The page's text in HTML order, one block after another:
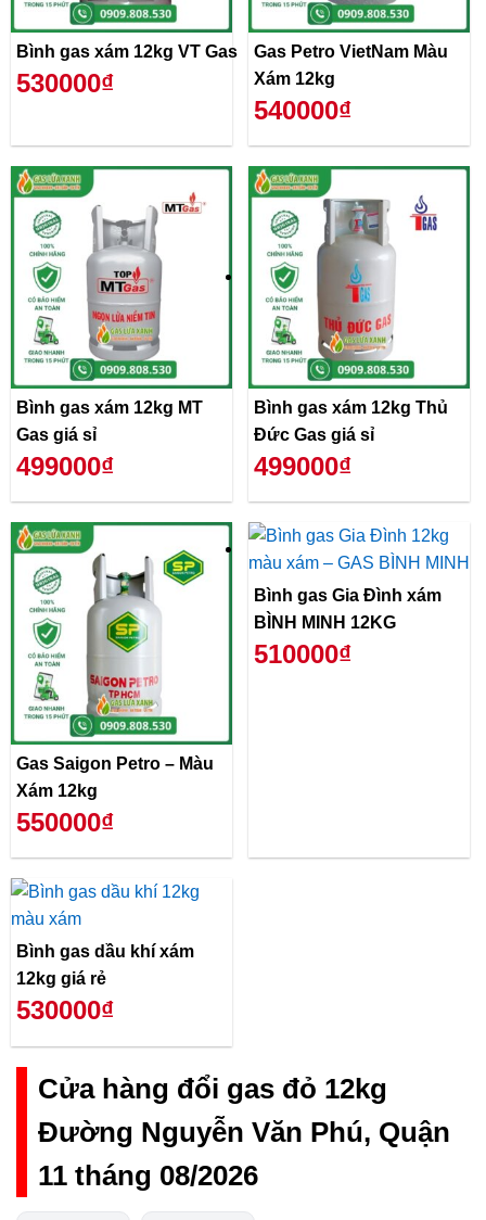
Bình gas xám 12kg VT Gas
530000₫
Gas Petro VietNam Màu
Xám 12kg
540000₫
Bình gas xám 12kg MT
Gas giá sỉ
499000₫
Bình gas xám 12kg Thủ
Đức Gas giá sỉ
499000₫
Gas Saigon Petro – Màu
Xám 12kg
550000₫
Bình gas Gia Đình xám
BÌNH MINH 12KG
510000₫
Bình gas dầu khí xám
12kg giá rẻ
530000₫
Cửa hàng đổi gas đỏ 12kg
Đường Nguyễn Văn Phú, Quận
11 tháng 08/2026